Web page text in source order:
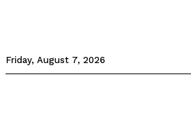
Friday, August 7, 2026